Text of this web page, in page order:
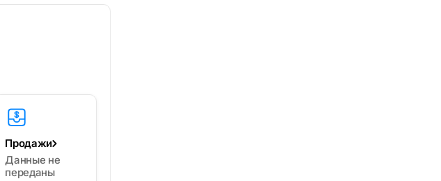
Продажи
Данные не
переданы